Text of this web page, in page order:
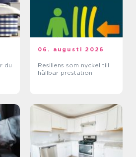
06. augusti 2026
Resiliens som nyckel till
hållbar prestation